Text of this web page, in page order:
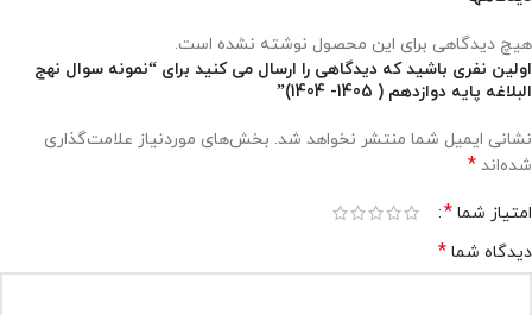
هیچ دیدگاهی برای این محصول نوشته نشده است.
اولین نفری باشید که دیدگاهی را ارسال می کنید برای “نمونه سوال نهج
البلاغه پایه دوازدهم ( 1405- 1404)”
نشانی ایمیل شما منتشر نخواهد شد. بخش‌های موردنیاز علامت‌گذاری
شده‌اند *
امتیاز شما *
دیدگاه شما *